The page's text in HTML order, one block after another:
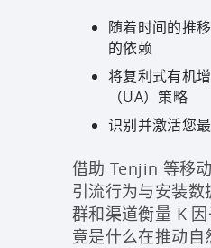
随着时间的推
的依赖
将复利式有机
（UA）策略
识别并激活您
借助 Tenjin 等移
引流行为与安装数
群和渠道衡量 K
竟是什么在推动自